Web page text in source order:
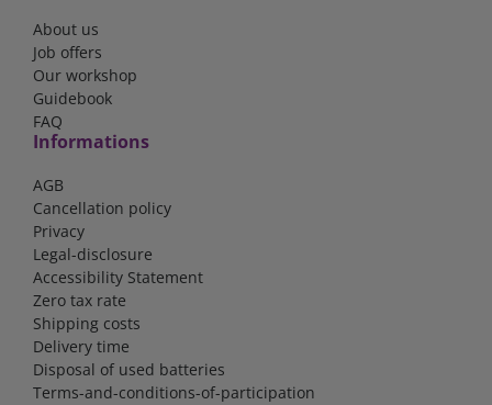
About us
Job offers
Our workshop
Guidebook
FAQ
Informations
AGB
Cancellation policy
Privacy
Legal-disclosure
Accessibility Statement
Zero tax rate
Shipping costs
Delivery time
Disposal of used batteries
Terms-and-conditions-of-participation